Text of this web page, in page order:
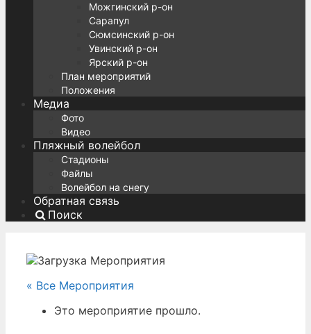
Можгинский р-он
Сарапул
Сюмсинский р-он
Увинский р-он
Ярский р-он
План мероприятий
Положения
Медиа
Фото
Видео
Пляжный волейбол
Стадионы
Файлы
Волейбол на снегу
Обратная связь
Поиск
« Все Мероприятия
Это мероприятие прошло.